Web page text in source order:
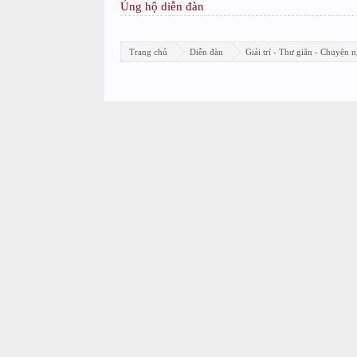
Ủng hộ diễn đàn
Trang chủ Diễn đàn Giải trí - Thư giãn - Chuyện